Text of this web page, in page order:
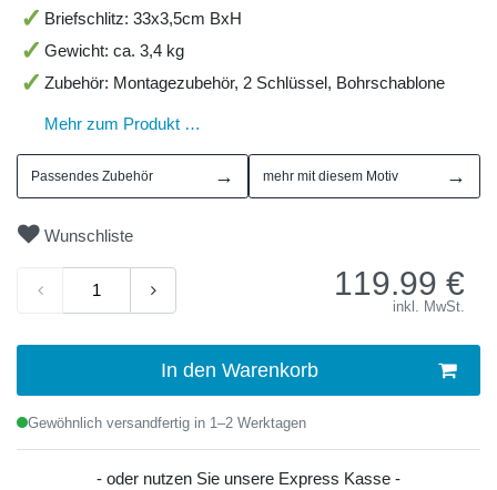
Briefschlitz: 33x3,5cm BxH
Gewicht: ca. 3,4 kg
Zubehör: Montagezubehör, 2 Schlüssel, Bohrschablone
Mehr zum Produkt …
Passendes Zubehör → mehr mit diesem Motiv →
Wunschliste
119.99 €
inkl. MwSt.
In den Warenkorb
Gewöhnlich versandfertig in 1–2 Werktagen
- oder nutzen Sie unsere Express Kasse -